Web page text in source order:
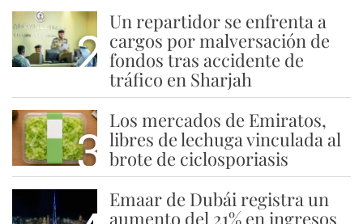
2
Un repartidor se enfrenta a
cargos por malversación de
fondos tras accidente de
tráfico en Sharjah
3
Los mercados de Emiratos,
libres de lechuga vinculada al
brote de ciclosporiasis
Emaar de Dubái registra un
aumento del 21% en ingresos